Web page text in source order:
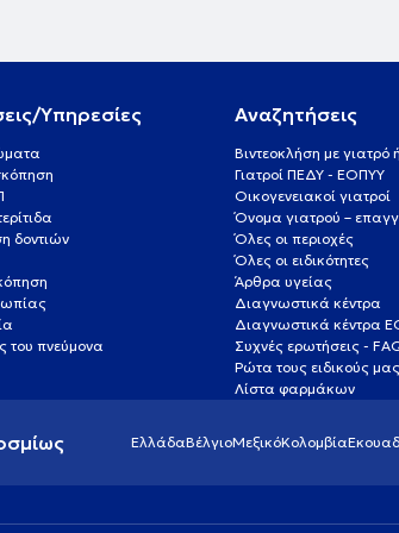
Υπηρεσίες
δοντιών
του πνεύμονα
Αναζητήσεις
Βιντεοκλήση με
Γιατροί ΠΕΔΥ - ΕΟΠΥΥ
Οικογενειακοί γιατροί
Όνομα γιατρού –
Όλες οι περιοχές
Όλες οι ειδικότητες
Άρθρα υγείας
Διαγνωστικά κέντρα
Διαγνωστικά κέντρα
Συχνές ερωτήσεις -
Ρώτα τους ειδικούς
Λίστα φαρμάκων
ΕλλάδαΒέλγιοΜεξικόΚολομβία